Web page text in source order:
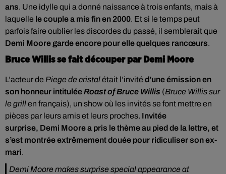
ans. Une idylle qui a donné naissance à trois enfants, mais à
laquelle le couple a mis fin en 2000. Et si le temps peut
parfois faire oublier les discordes du passé, il semblerait que
Demi Moore garde encore pour elle quelques rancœurs.
Bruce Willis se fait découper par Demi Moore
L’acteur de Piege de cristalétait l’invité d’une émission en
son honneur intituléeRoast of Bruce Willis (Bruce Willis sur
le grillen français), un show où les invités se font mettre en
pièces par leurs amis et leurs proches. Invitée
surprise, Demi Moore a pris le thème au pied de la lettre, et
s’est montrée extrêmement douée pour ridiculiser son ex-
mari.
Demi Moore makes surprise special appearance at